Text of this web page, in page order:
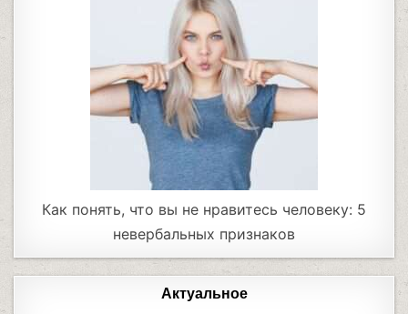
Как понять, что вы не нравитесь человеку: 5
невербальных признаков
Актуальное